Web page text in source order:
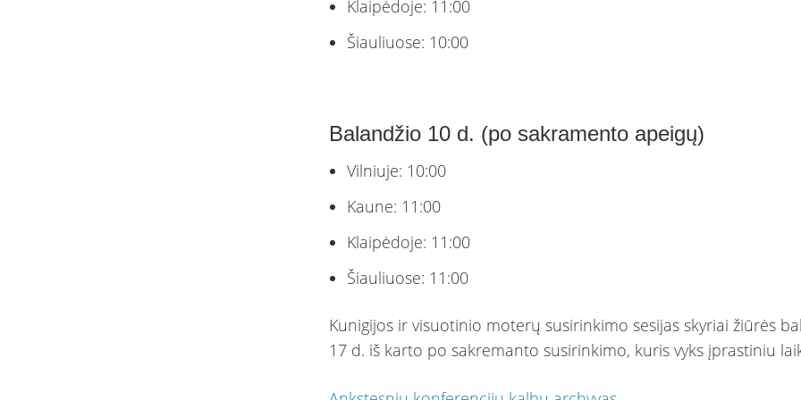
Klaipėdoje: 11:00
Šiauliuose: 10:00
​Balandžio 10 d. (po sakramento apeigų)
Vilniuje: 10:00
Kaune: 11:00
Klaipėdoje: 11:00
Šiauliuose: 11:00
Kunigijos ir visuotinio moterų susirinkimo sesijas skyriai žiūrės
17 d. iš karto po sakremanto susirinkimo, kuris vyks įprastiniu